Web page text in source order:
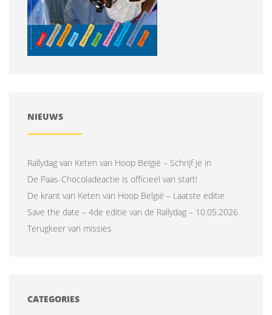
NIEUWS
Rallydag van Keten van Hoop België – Schrijf je in
De Paas-Chocoladeactie is officieel van start!
De krant van Keten van Hoop België – Laatste editie
Save the date – 4de editie van de Rallydag – 10.05.2026
Terugkeer van missies
CATEGORIES